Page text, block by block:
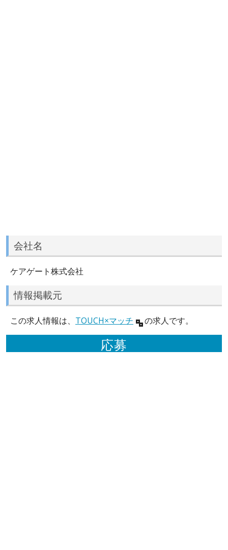
会社名
ケアゲート株式会社
情報掲載元
この求人情報は、 TOUCH×マッチ の求人です。
応募